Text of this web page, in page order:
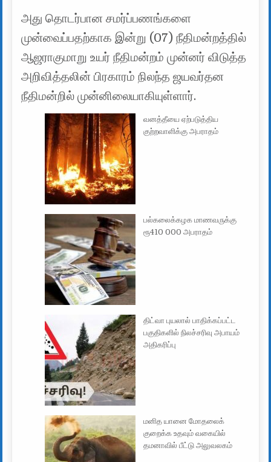
அது தொடர்பான சமர்ப்பணங்களை
முன்வைப்பதற்காக இன்று (07) நீதிமன்றத்தில்
ஆஜராகுமாறு உயர் நீதிமன்றம் முன்னர் விடுத்த
அறிவித்தலின் பிரகாரம் நிலந்த ஜயவர்தன
நீதிமன்றில் முன்னிலையாகியுள்ளார்.
வனத்தீயை ஏற்படுத்திய
குற்றவாளிக்கு அபராதம்
பல்கலைக்கழக மாணவருக்கு
ரூ410 000 அபராதம்
திட்வா புயலால் பாதிக்கப்பட்ட
பகுதிகளில் நிலச்சரிவு அபாயம்
அதிகரிப்பு
மனித யானை மோதலைக்
குறைக்க உதவும் வகையில்
தமனாவில் பீட்டு அலுவலகம்